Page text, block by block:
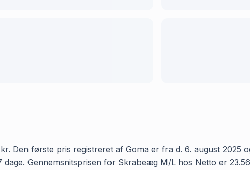
Den første pris registreret af Goma er fra d. 6. august 2025
Gennemsnitsprisen for Skrabeæg M/L hos Netto er